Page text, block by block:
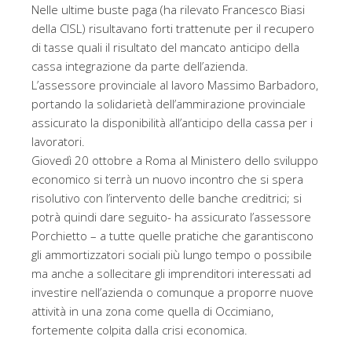
Nelle ultime buste paga (ha rilevato Francesco Biasi
della CISL) risultavano forti trattenute per il recupero
di tasse quali il risultato del mancato anticipo della
cassa integrazione da parte dell’azienda.
L’assessore provinciale al lavoro Massimo Barbadoro,
portando la solidarietà dell’ammirazione provinciale
assicurato la disponibilità all’anticipo della cassa per i
lavoratori.
Giovedì 20 ottobre a Roma al Ministero dello sviluppo
economico si terrà un nuovo incontro che si spera
risolutivo con l’intervento delle banche creditrici; si
potrà quindi dare seguito- ha assicurato l’assessore
Porchietto – a tutte quelle pratiche che garantiscono
gli ammortizzatori sociali più lungo tempo o possibile
ma anche a sollecitare gli imprenditori interessati ad
investire nell’azienda o comunque a proporre nuove
attività in una zona come quella di Occimiano,
fortemente colpita dalla crisi economica.